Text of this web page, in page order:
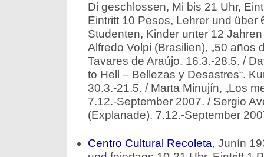
Di geschlossen, Mi bis 21 Uhr,
Eintritt 10 Pesos, Lehrer und über
Studenten, Kinder unter 12
Alfredo Volpi (Brasilien), „50 años
Tavares de Araújo. 16.3.-28.5. /
to Hell – Bellezas y Desastres“.
30.3.-21.5. / Marta Minujín, „Los
7.12.-September 2007. / Sergio
(Explanade). 7.12.-September
Centro Cultural Recoleta, Junín